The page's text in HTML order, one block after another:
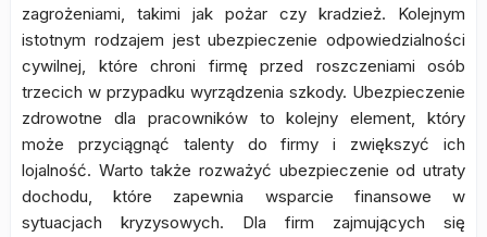
zagrożeniami, takimi jak pożar czy kradzież. Kolejnym
istotnym rodzajem jest ubezpieczenie odpowiedzialności
cywilnej, które chroni firmę przed roszczeniami osób
trzecich w przypadku wyrządzenia szkody. Ubezpieczenie
zdrowotne dla pracowników to kolejny element, który
może przyciągnąć talenty do firmy i zwiększyć ich
lojalność. Warto także rozważyć ubezpieczenie od utraty
dochodu, które zapewnia wsparcie finansowe w
sytuacjach kryzysowych. Dla firm zajmujących się